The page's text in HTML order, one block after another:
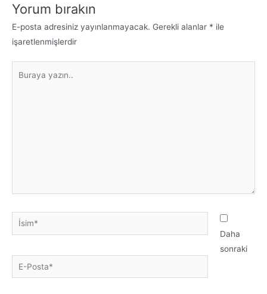
Yorum bırakın
E-posta adresiniz yayınlanmayacak. Gerekli alanlar * ile
işaretlenmişlerdir
Daha
sonraki